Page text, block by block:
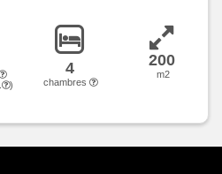
)
4
chambres
200
m2